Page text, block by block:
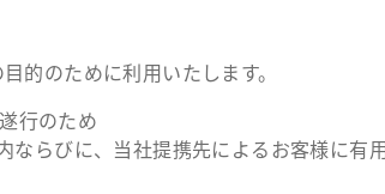
的のために利用いたします。
行のため
ならびに、当社提携先によるお客様に有